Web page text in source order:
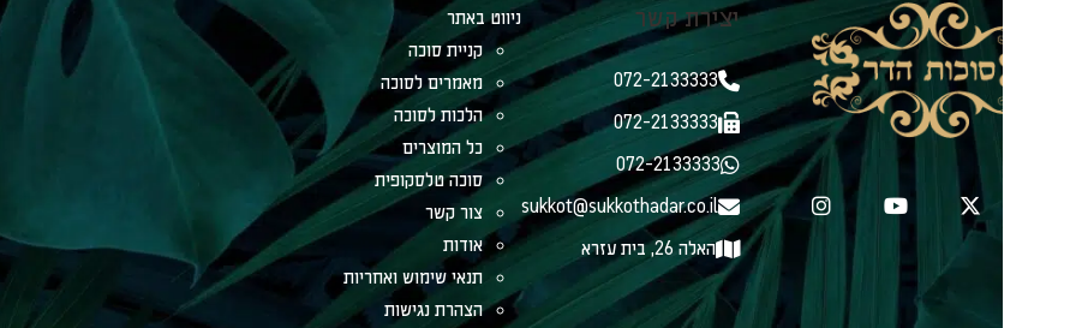
יצירת קשר
072-2133333
072-2133333
072-2133333
sukkot@sukkothadar.co.il
האלה 26, בית עזרא
ניווט באתר
קניית סוכה
מאמרים לסוכה
הלכות לסוכה
כל המוצרים
סוכה טלסקופית
צור קשר
אודות
תנאי שימוש ואחריות
הצהרת נגישות